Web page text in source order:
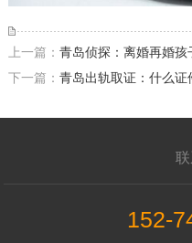
上一篇： 青岛侦探：离婚再婚孩
下一篇： 青岛出轨取证：什么
152-